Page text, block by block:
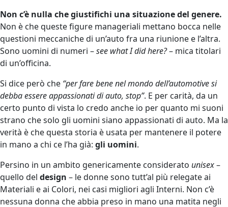
Non c’è nulla che giustifichi una situazione del genere.
Non è che queste figure manageriali mettano bocca nelle
questioni meccaniche di un’auto fra una riunione e l’altra.
Sono uomini di numeri –see what I did here?– mica titolari
di un’officina.
Si dice però che “per fare bene nel mondo dell’automotive si
debba essere appassionati di auto, stop”. E per carità, da un
certo punto di vista lo credo anche io per quanto mi suoni
strano che solo gli uomini siano appassionati di auto. Ma la
verità è che questa storia è usata per mantenere il potere
in mano a chi ce l’ha già: gli uomini.
Persino in un ambito genericamente considerato unisex–
quello del design – le donne sono tutt’al più relegate ai
Materiali e ai Colori, nei casi migliori agli Interni. Non c’è
nessuna donna che abbia preso in mano una matita negli